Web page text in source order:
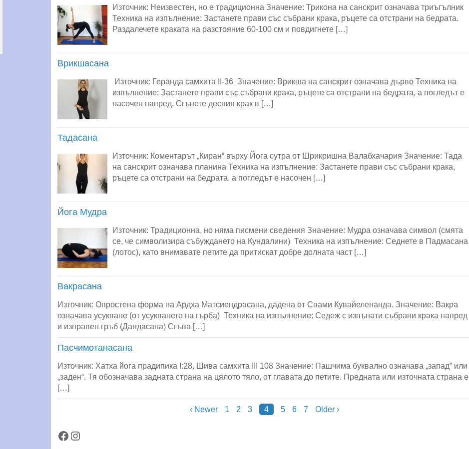
Източник: Неизвестен, но е традиционна Значение: Трикона на санскрит означава триъгълник
Техника на изпълнение: Застанете прави със събрани крака, ръцете са отстрани на бедрата.
Раздалечете краката на разстояние 60-100 см и повдигнете […]
Врикшасана
Източник: Геранда самхита II-36 Значение: Врикша на санскрит означава дърво Техника на
изпълнение: Застанете прави със събрани крака, ръцете са отстрани на бедрата, а погледът е
насочен напред. Сгънете десния крак в […]
Тадасана
Източник: Коментарът „Киран“ върху Йога сутра от Шрикришна Валабхачария Значение: Тада
на санскрит означава планина Техника на изпълнение: Застанете прави със събрани крака,
ръцете са отстрани на бедрата, а погледът е насочен […]
Йога Мудра
Източник: Традиционна, но няма писмени сведения Значение: Мудра означава символ (смята
се, че символизира събуждането на Кундалини) Техника на изпълнение: Седнете в Падмасана
(лотос), като внимавате петите да притискат добре долната част […]
Вакрасана
Източник: Опростена форма на Ардха Матсиендрасана, дадена от Свами Кувайеленанда. Значение: Вакра
означава усукване (от усукването на гърба) Техника на изпълнение: Седеж с изпънати събрани крака напред
и изправен гръб (Дандасана) Сгъва […]
Пасчимотанасана
Източник: Хатха йога прадипика I:28, Шива самхита III 108 Значение: Пашчима буквално означава „запад” или
„заден“. Тя обозначава задната страна на цялото тяло, от главата до петите. Предната или източната страна е
[…]
‹ Newer 1 2 3 4 5 6 7 Older ›
Facebook
Instagram